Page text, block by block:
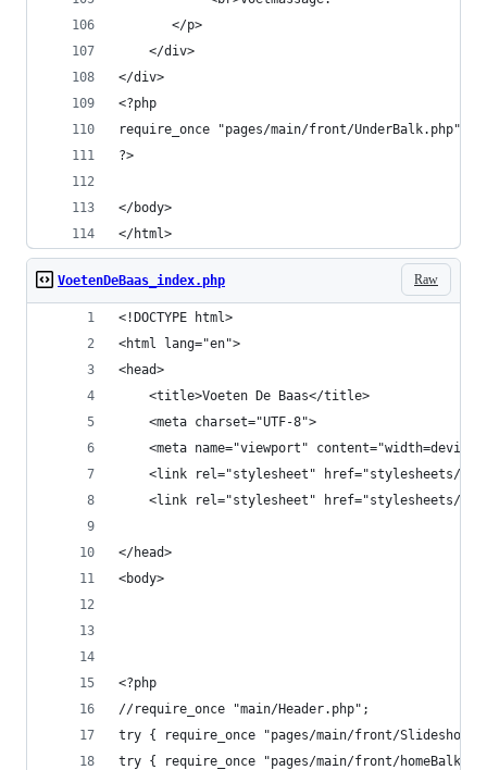
       </p>
    </div>
</div>
<?php
require_once "pages/main/front/UnderBalk.php";
?>
</body>
</html>
Raw
VoetenDeBaas_index.php
<!DOCTYPE html>
<html lang="en">
<head>
    <title>Voeten De Baas</title>
    <meta charset="UTF-8">
<meta name="viewport"
<link rel="stylesheet" href="stylesheets/
<link rel="stylesheet" href="stylesheets/
</head>
<body>
<?php
//require_once "main/Header.php";
try { require_once "pages/main/front/
try { require_once "pages/main/front/